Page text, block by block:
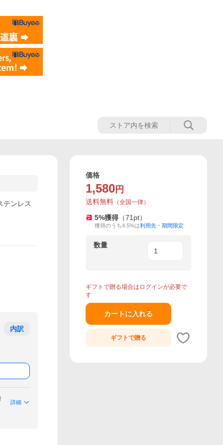
テンレス
内訳
詳細
価格
1,580 円
送料無料 （全国一律）
5%獲得 （71 pt）
獲得のうち4.5%は利用先・期間限定
数量
ギフトで贈る場合はログインが必要で
す
カートに入れる
ギフトで贈る